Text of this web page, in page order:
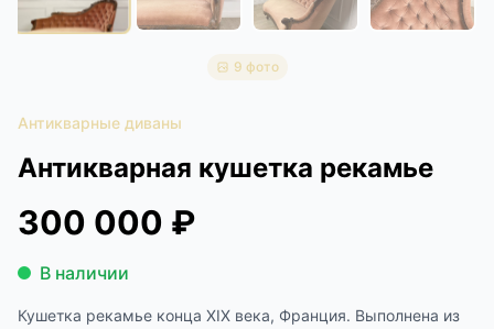
9 фото
Антикварные диваны
Антикварная кушетка рекамье
300 000 ₽
В наличии
Кушетка рекамье конца XIX века, Франция. Выполнена из